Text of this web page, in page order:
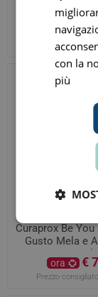
gusto Mora e
60ml
ora €
Prezzo
Curaprox Be
Gusto Mela e
60ml
ora €
Prezzo
con la
più